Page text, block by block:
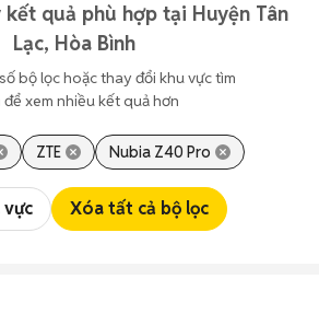
quả phù hợp tại Huyện Tân
Lạc, Hòa Bình
bộ lọc hoặc thay đổi khu vực tìm
để xem nhiều kết quả hơn
ZTE Nubia Z40 Pro
Xóa tất cả bộ lọc